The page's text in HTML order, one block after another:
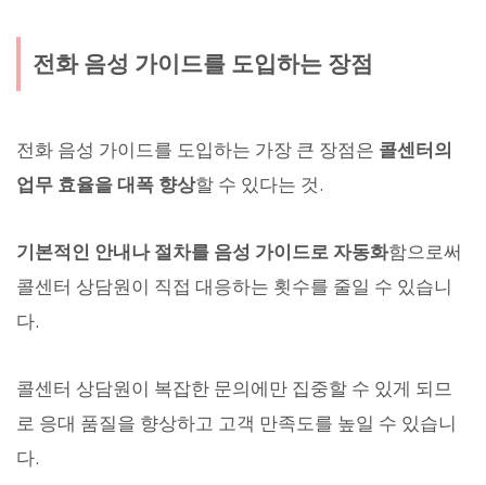
전화 음성 가이드를 도입하는 장점
전화 음성 가이드를 도입하는 가장 큰 장점은 콜센터의
업무 효율을 대폭 향상할 수 있다는 것.
기본적인 안내나 절차를 음성 가이드로 자동화함으로써
콜센터 상담원이 직접 대응하는 횟수를 줄일 수 있습니
다.
콜센터 상담원이 복잡한 문의에만 집중할 수 있게 되므
로 응대 품질을 향상하고 고객 만족도를 높일 수 있습니
다.